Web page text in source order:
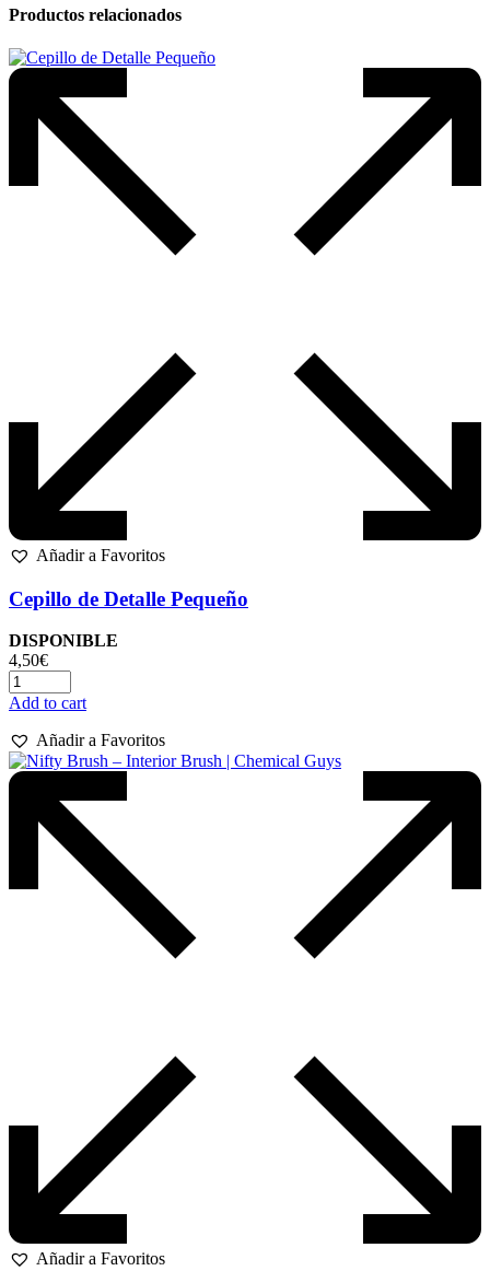
Productos relacionados
Añadir a Favoritos
Cepillo de Detalle Pequeño
DISPONIBLE
4,50€
Add to cart
Añadir a Favoritos
Añadir a Favoritos